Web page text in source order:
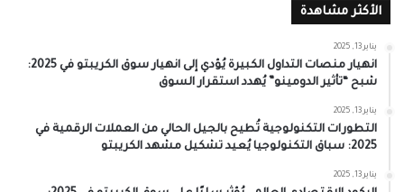
الأكثر مشاهدة
يناير 13, 2025
انهيار منصات التداول الكبيرة يُؤدي إلى انهيار سوق الكريبتو في 2025:
شبح “تأثير الدومينو” يُهدد استقرار السوق
يناير 13, 2025
التطورات التكنولوجية تُطيح بالجيل الحالي من العملات الرقمية في
2025: سباق التكنولوجيا يُعيد تشكيل مشهد الكريبتو
يناير 13, 2025